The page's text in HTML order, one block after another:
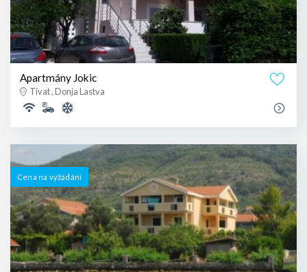
Apartmány Jokic
Tivat , Donja Lastva
Cena na vyžádání